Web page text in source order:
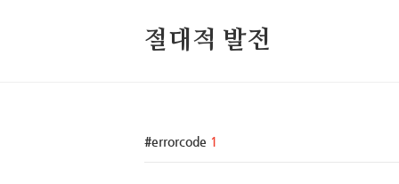
절대적 발전
errorcode 1